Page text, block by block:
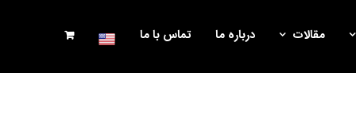
مقالات درباره ما تماس با ما